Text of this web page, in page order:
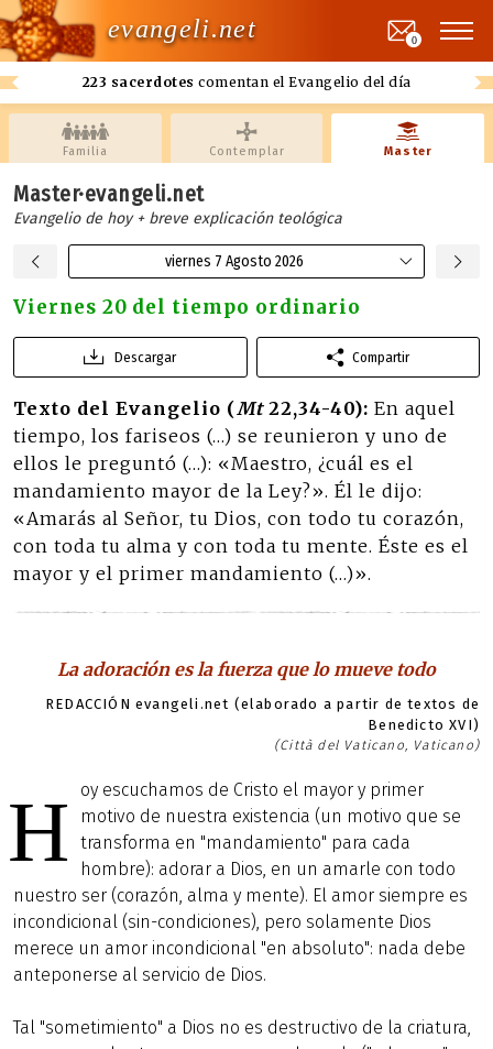
evangeli.net
223 sacerdotes comentan el Evangelio del día
0
Familia Contemplar Master
Master·evangeli.net
Evangelio de hoy + breve explicación teológica
viernes 7 Agosto 2026
Viernes 20 del tiempo ordinario
Descargar Compartir
Texto del Evangelio (Mt22,34-40): En aquel
tiempo, los fariseos (…) se reunieron y uno de
ellos le preguntó (…): «Maestro, ¿cuál es el
mandamiento mayor de la Ley?». Él le dijo:
«Amarás al Señor, tu Dios, con todo tu corazón,
con toda tu alma y con toda tu mente. Éste es el
mayor y el primer mandamiento (…)».
La adoración es la fuerza que lo mueve todo
REDACCIÓN evangeli.net (elaborado a partir de textos de
Benedicto XVI)
(Città del Vaticano, Vaticano)
H
oy escuchamos de Cristo el mayor y primer
motivo de nuestra existencia (un motivo que se
transforma en "mandamiento" para cada
hombre): adorar a Dios, en un amarle con todo
nuestro ser (corazón, alma y mente). El amor siempre es
incondicional (sin-condiciones), pero solamente Dios
merece un amor incondicional "en absoluto": nada debe
anteponerse al servicio de Dios.
Tal "sometimiento" a Dios no es destructivo de la criatura,